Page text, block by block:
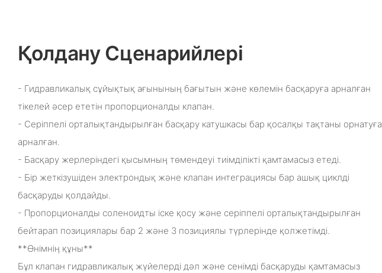
Қолдану Сценарийлері
- Гидравликалық сұйықтық ағынының бағытын және көлемін басқаруға арналған
тікелей әсер ететін пропорционалды клапан.
- Серіппелі орталықтандырылған басқару катушкасы бар қосалқы тақтаны орнатуға
арналған.
- Басқару жерлеріндегі қысымның төмендеуі тиімділікті қамтамасыз етеді.
- Бір жеткізушіден электрондық және клапан интеграциясы бар ашық циклді
басқаруды қолдайды.
- Пропорционалды соленоидты іске қосу және серіппелі орталықтандырылған
бейтарап позициялары бар 2 және 3 позициялы түрлерінде қолжетімді.
**Өнімнің құны**
Бұл клапан гидравликалық жүйелерді дәл және сенімді басқаруды қамтамасыз